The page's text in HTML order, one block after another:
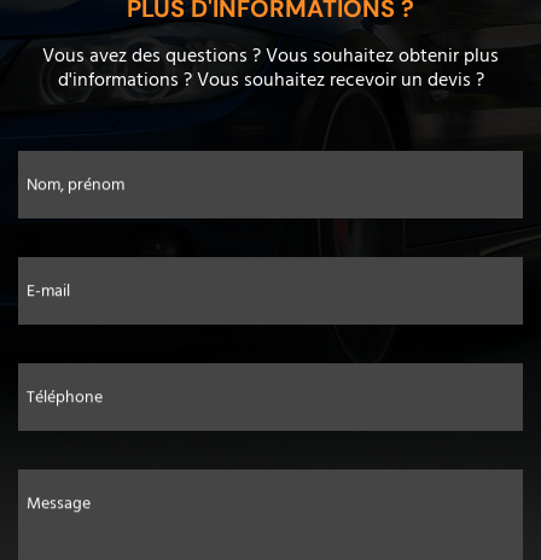
PLUS D'INFORMATIONS ?
Vous avez des questions ? Vous souhaitez obtenir plus
d'informations ? Vous souhaitez recevoir un devis ?
Nom, prénom
E-mail
Téléphone
Message